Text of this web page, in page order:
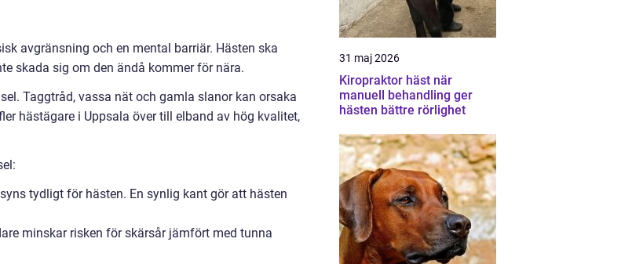
avgränsning och en mental barriär. Hästen ska
skada sig om den ändå kommer för nära.
Taggtråd, vassa nät och gamla slanor kan orsaka
hästägare i Uppsala över till elband av hög kvalitet,
tydligt för hästen. En synlig kant gör att hästen
minskar risken för skärsår jämfört med tunna
31 maj 2026
Kiropraktor häst när
manuell behandling ger
hästen bättre rörlighet